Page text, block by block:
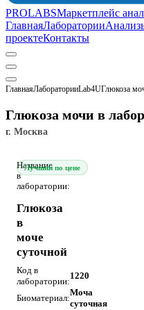
PROLABSМаркетплейс
ГлавнаяЛаборатории
проектеКонтакты
ГлавнаяЛабораторииLab4UГлюкоза
Глюкоза мочи в
г. Москва
Название
в
лаборатории:
Глюкоза
в
моче
суточной
Код в
лаборатории:
1220
Биоматериал:
Моча
суточная
Лучший по цене